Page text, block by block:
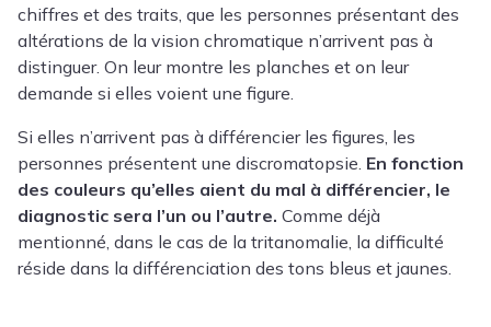
chiffres et des traits, que les personnes présentant des
altérations de la vision chromatique n’arrivent pas à
distinguer. On leur montre les planches et on leur
demande si elles voient une figure.
Si elles n’arrivent pas à différencier les figures, les
personnes présentent une discromatopsie. En fonction
des couleurs qu’elles aient du mal à différencier, le
diagnostic sera l’un ou l’autre. Comme déjà
mentionné, dans le cas de la tritanomalie, la difficulté
réside dans la différenciation des tons bleus et jaunes.